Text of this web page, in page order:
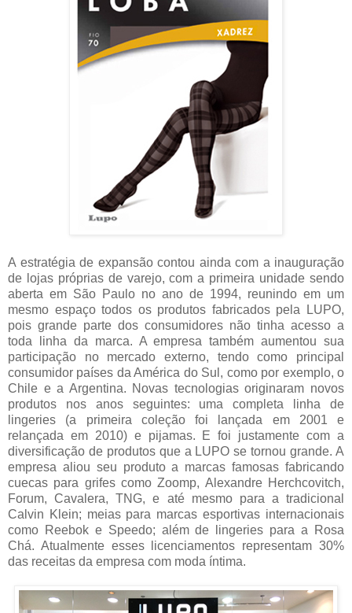
A estratégia de expansão contou ainda com a inauguração
de lojas próprias de varejo, com a primeira unidade sendo
aberta em São Paulo no ano de 1994, reunindo em um
mesmo espaço todos os produtos fabricados pela LUPO,
pois grande parte dos consumidores não tinha acesso a
toda linha da marca. A empresa também aumentou sua
participação no mercado externo, tendo como principal
consumidor países da América do Sul, como por exemplo, o
Chile e a Argentina. Novas tecnologias originaram novos
produtos nos anos seguintes: uma completa linha de
lingeries (a primeira coleção foi lançada em 2001 e
relançada em 2010) e pijamas. E foi justamente com a
diversificação de produtos que a LUPO se tornou grande. A
empresa aliou seu produto a marcas famosas fabricando
cuecas para grifes como Zoomp, Alexandre Herchcovitch,
Forum, Cavalera, TNG, e até mesmo para a tradicional
Calvin Klein; meias para marcas esportivas internacionais
como Reebok e Speedo; além de lingeries para a Rosa
Chá. Atualmente esses licenciamentos representam 30%
das receitas da empresa com moda íntima.